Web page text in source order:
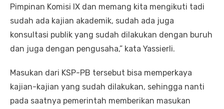
Pimpinan Komisi IX dan memang kita mengikuti tadi
sudah ada kajian akademik, sudah ada juga
konsultasi publik yang sudah dilakukan dengan buruh
dan juga dengan pengusaha,” kata Yassierli.
Masukan dari KSP-PB tersebut bisa memperkaya
kajian-kajian yang sudah dilakukan, sehingga nanti
pada saatnya pemerintah memberikan masukan